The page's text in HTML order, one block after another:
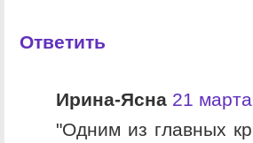
Ответить
Ирина-Ясна 21
"Одним из главных